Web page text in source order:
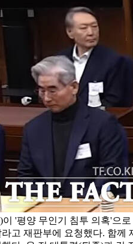
'평양 무인기 침투 의혹'으
고 재판부에 요청했다. 함께